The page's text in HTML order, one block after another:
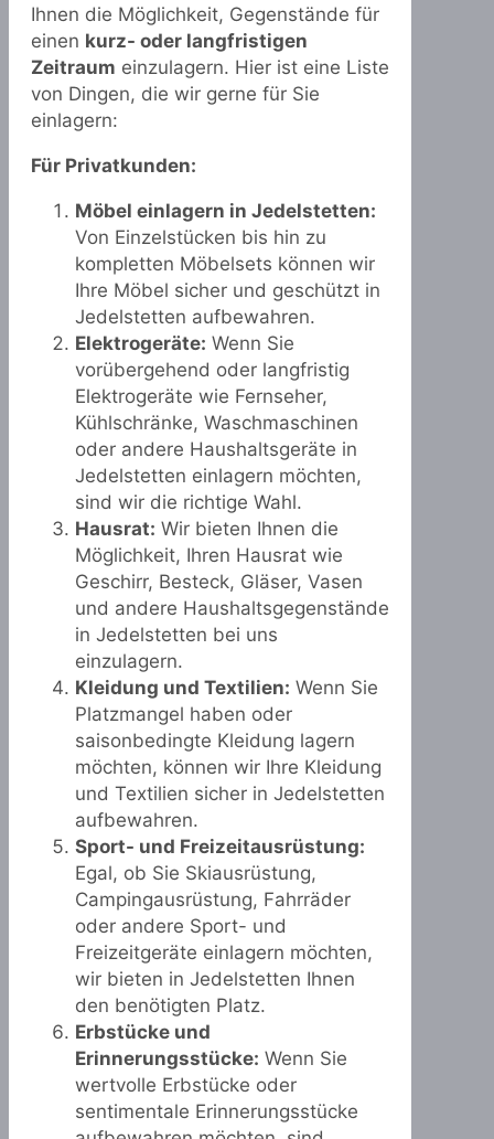
Ihnen die Möglichkeit, Gegenstände für
einen kurz- oder langfristigen
Zeitraum einzulagern. Hier ist eine Liste
von Dingen, die wir gerne für Sie
einlagern:
Für Privatkunden:
Möbel einlagern in Jedelstetten:
Von Einzelstücken bis hin zu
kompletten Möbelsets können wir
Ihre Möbel sicher und geschützt in
Jedelstetten aufbewahren.
Elektrogeräte: Wenn Sie
vorübergehend oder langfristig
Elektrogeräte wie Fernseher,
Kühlschränke, Waschmaschinen
oder andere Haushaltsgeräte in
Jedelstetten einlagern möchten,
sind wir die richtige Wahl.
Hausrat: Wir bieten Ihnen die
Möglichkeit, Ihren Hausrat wie
Geschirr, Besteck, Gläser, Vasen
und andere Haushaltsgegenstände
in Jedelstetten bei uns
einzulagern.
Kleidung und Textilien: Wenn Sie
Platzmangel haben oder
saisonbedingte Kleidung lagern
möchten, können wir Ihre Kleidung
und Textilien sicher in Jedelstetten
aufbewahren.
Sport- und Freizeitausrüstung:
Egal, ob Sie Skiausrüstung,
Campingausrüstung, Fahrräder
oder andere Sport- und
Freizeitgeräte einlagern möchten,
wir bieten in Jedelstetten Ihnen
den benötigten Platz.
Erbstücke und
Erinnerungsstücke: Wenn Sie
wertvolle Erbstücke oder
sentimentale Erinnerungsstücke